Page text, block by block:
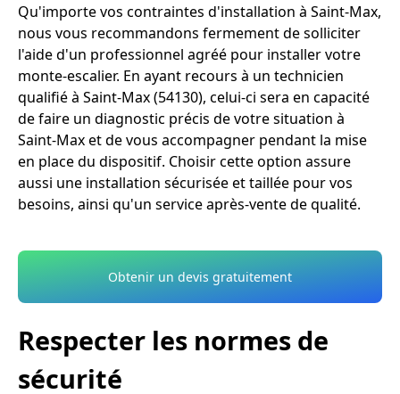
Qu'importe vos contraintes d'installation à Saint-Max,
nous vous recommandons fermement de solliciter
l'aide d'un professionnel agréé pour installer votre
monte-escalier. En ayant recours à un technicien
qualifié à Saint-Max (54130), celui-ci sera en capacité
de faire un diagnostic précis de votre situation à
Saint-Max et de vous accompagner pendant la mise
en place du dispositif. Choisir cette option assure
aussi une installation sécurisée et taillée pour vos
besoins, ainsi qu'un service après-vente de qualité.
Obtenir un devis gratuitement
Respecter les normes de
sécurité